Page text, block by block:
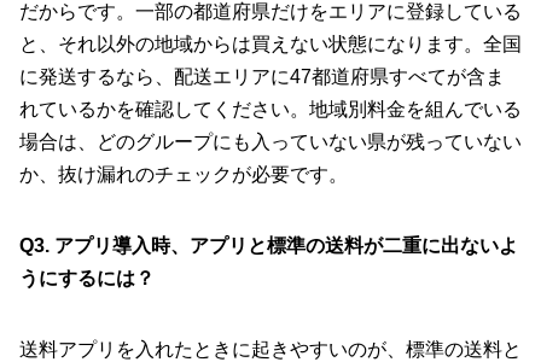
だからです。一部の都道府県だけをエリアに登録している
と、それ以外の地域からは買えない状態になります。全国
に発送するなら、配送エリアに47都道府県すべてが含ま
れているかを確認してください。地域別料金を組んでいる
場合は、どのグループにも入っていない県が残っていない
か、抜け漏れのチェックが必要です。
Q3. アプリ導入時、アプリと標準の送料が二重に出ないよ
うにするには？
送料アプリを入れたときに起きやすいのが、標準の送料と